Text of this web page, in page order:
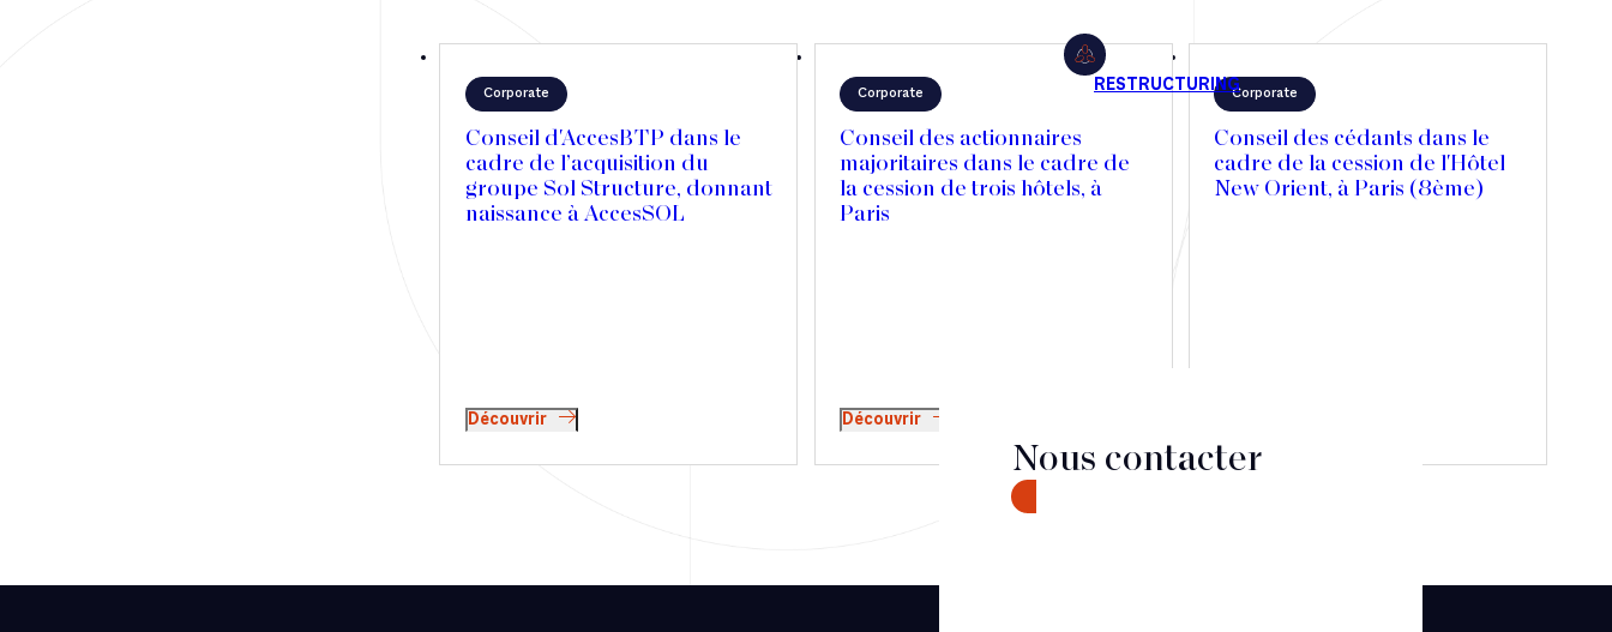
Corporate
Conseil d'AccesBTP dans le
cadre de l’acquisition du
groupe Sol Structure, donnant
naissance à AccesSOL
Découvrir
Corporate
Conseil des actionnaires
majoritaires dans le cadre de
la cession de trois hôtels, à
Paris
Découvrir
Corporate
Conseil des cédants dans le
cadre de la cession de l'Hôtel
New Orient, à Paris (8ème)
Nous contacter
CONTACT